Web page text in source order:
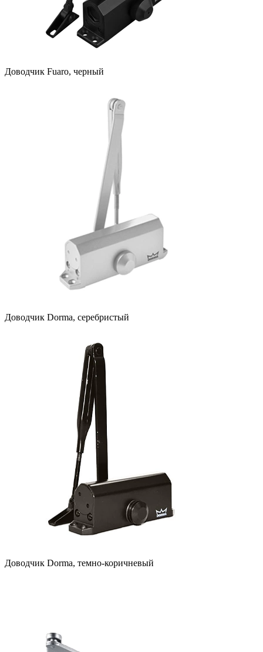
Доводчик Fuaro, черный
Доводчик Dorma, серебристый
Доводчик Dorma, темно-коричневый